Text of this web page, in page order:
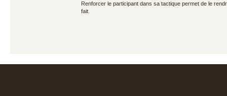
Renforcer le participant dans sa tactique permet de le
fait.